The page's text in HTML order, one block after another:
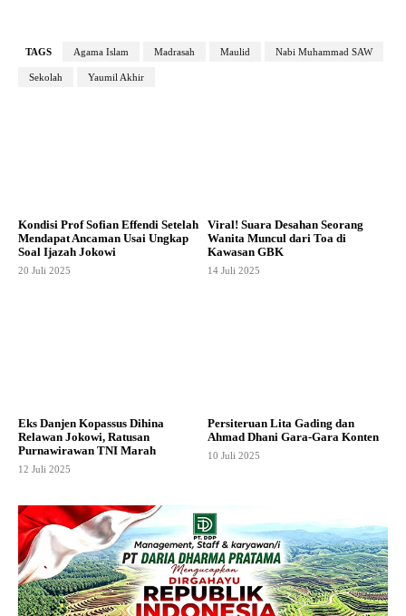
TAGS Agama Islam Madrasah Maulid Nabi Muhammad SAW
Sekolah Yaumil Akhir
Kondisi Prof Sofian Effendi Setelah
Mendapat Ancaman Usai Ungkap
Soal Ijazah Jokowi
20 Juli 2025
Viral! Suara Desahan Seorang
Wanita Muncul dari Toa di
Kawasan GBK
14 Juli 2025
Eks Danjen Kopassus Dihina
Relawan Jokowi, Ratusan
Purnawirawan TNI Marah
12 Juli 2025
Persiteruan Lita Gading dan
Ahmad Dhani Gara-Gara Konten
10 Juli 2025